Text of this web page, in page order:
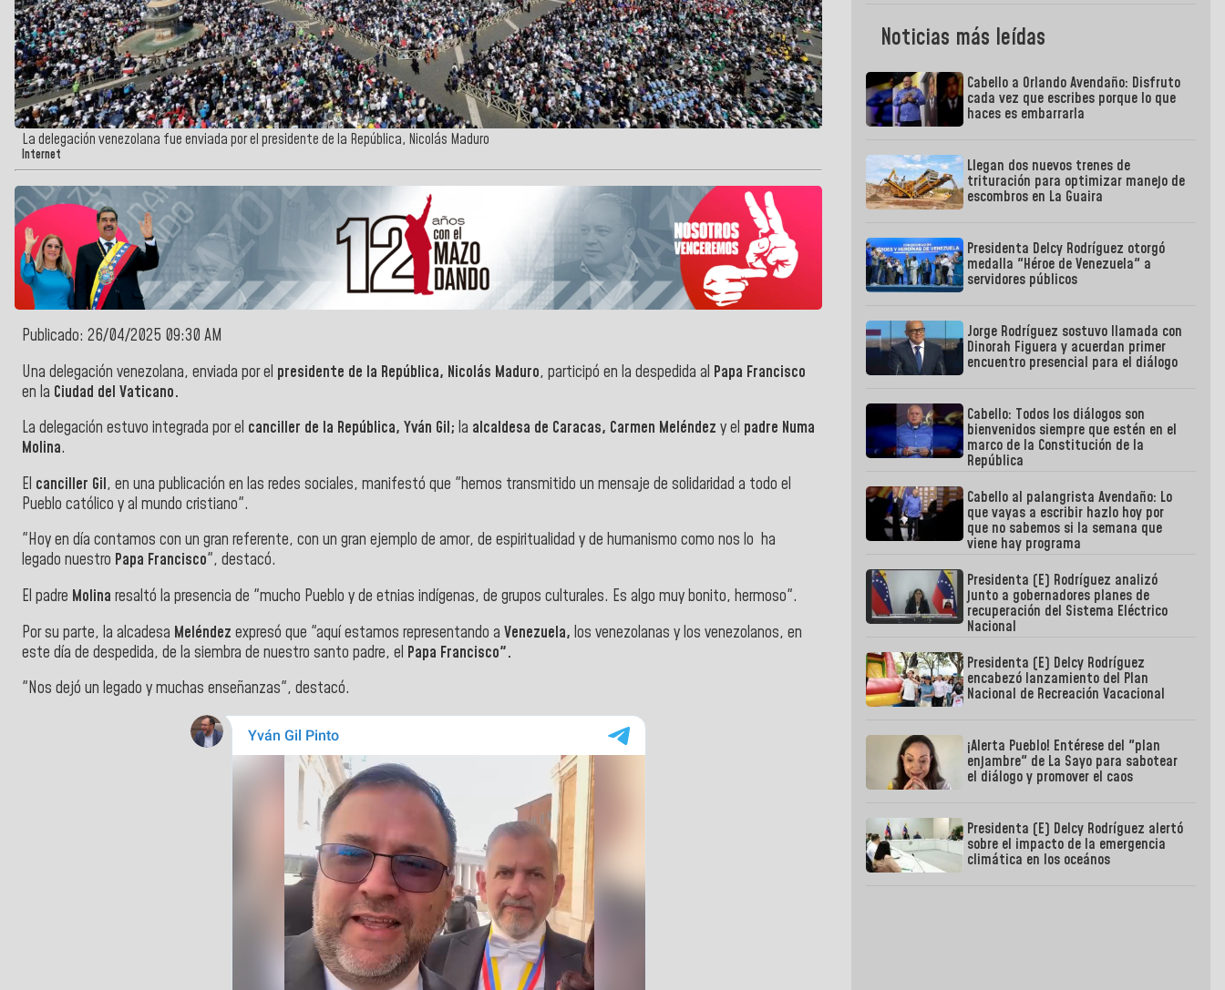
La delegación venezolana fue enviada por el presidente de la República, Nicolás Maduro
Internet
Publicado: 26/04/2025 09:30 AM
Una delegación venezolana, enviada por el presidente de la República, Nicolás Maduro, participó en la despedida al Papa Francisco
en la Ciudad del Vaticano.
La delegación estuvo integrada por el canciller de la República, Yván Gil; la alcaldesa de Caracas, Carmen Meléndez y el padre Numa
Molina.
El canciller Gil, en una publicación en las redes sociales, manifestó que "hemos transmitido un mensaje de solidaridad a todo el
Pueblo católico y al mundo cristiano".
"Hoy en día contamos con un gran referente, con un gran ejemplo de amor, de espiritualidad y de humanismo como nos lo ha
legado nuestro Papa Francisco", destacó.
El padre Molina resaltó la presencia de "mucho Pueblo y de etnias indígenas, de grupos culturales. Es algo muy bonito, hermoso".
Por su parte, la alcadesa Meléndez expresó que "aquí estamos representando a Venezuela, los venezolanas y los venezolanos, en
este día de despedida, de la siembra de nuestro santo padre, el Papa Francisco".
"Nos dejó un legado y muchas enseñanzas", destacó.
Noticias más leídas
Cabello a Orlando Avendaño: Disfruto
cada vez que escribes porque lo que
haces es embarrarla
Llegan dos nuevos trenes de
trituración para optimizar manejo de
escombros en La Guaira
Presidenta Delcy Rodríguez otorgó
medalla "Héroe de Venezuela" a
servidores públicos
Jorge Rodríguez sostuvo llamada con
Dinorah Figuera y acuerdan primer
encuentro presencial para el diálogo
Cabello: Todos los diálogos son
bienvenidos siempre que estén en el
marco de la Constitución de la
República
Cabello al palangrista Avendaño: Lo
que vayas a escribir hazlo hoy por
que no sabemos si la semana que
viene hay programa
Presidenta (E) Rodríguez analizó
junto a gobernadores planes de
recuperación del Sistema Eléctrico
Nacional
Presidenta (E) Delcy Rodríguez
encabezó lanzamiento del Plan
Nacional de Recreación Vacacional
¡Alerta Pueblo! Entérese del "plan
enjambre" de La Sayo para sabotear
el diálogo y promover el caos
Presidenta (E) Delcy Rodríguez alertó
sobre el impacto de la emergencia
climática en los oceános